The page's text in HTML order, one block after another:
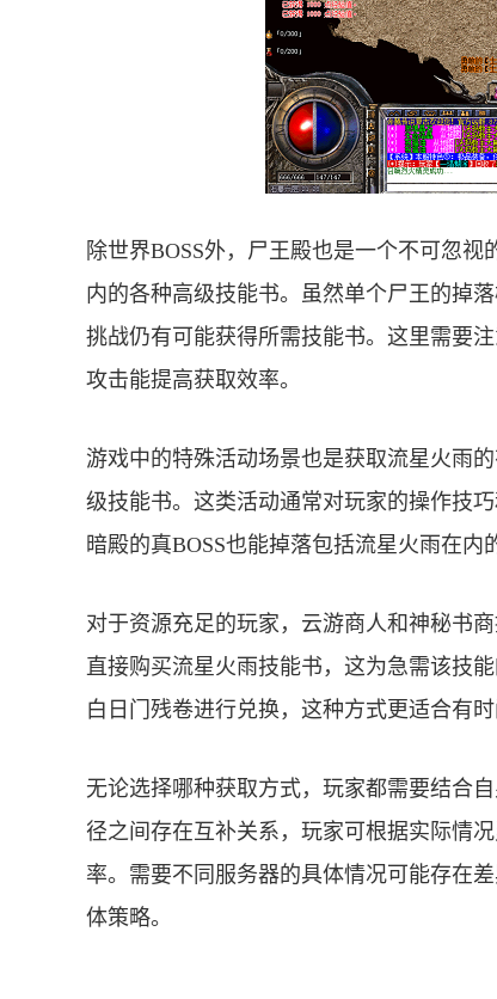
除世界BOSS外，尸王殿也是一个不可忽
内的各种高级技能书。虽然单个尸王的掉
挑战仍有可能获得所需技能书。这里需要
攻击能提高获取效率。
游戏中的特殊活动场景也是获取流星火雨
级技能书。这类活动通常对玩家的操作技
暗殿的真BOSS也能掉落包括流星火雨在内
对于资源充足的玩家，云游商人和神秘书
直接购买流星火雨技能书，这为急需该技
白日门残卷进行兑换，这种方式更适合有时
无论选择哪种获取方式，玩家都需要结合
径之间存在互补关系，玩家可根据实际情
率。需要不同服务器的具体情况可能存在
体策略。